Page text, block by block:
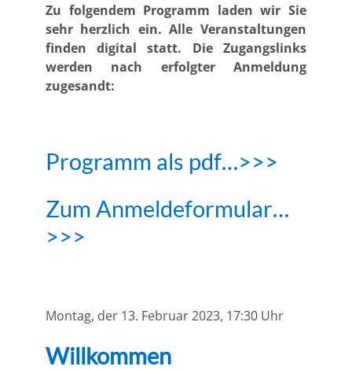
Zu folgendem Programm laden wir Sie
sehr herzlich ein. Alle Veranstaltungen
finden digital statt. Die Zugangslinks
werden nach erfolgter Anmeldung
zugesandt:
Programm als pdf…>>>
Zum Anmeldeformular…
>>>
Montag, der 13. Februar 2023, 17:30 Uhr
Willkommen